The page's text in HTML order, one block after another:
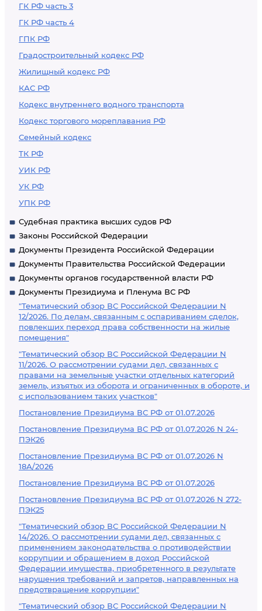
ГК РФ часть 3
ГК РФ часть 4
ГПК РФ
Градостроительный кодекс РФ
Жилищный кодекс РФ
КАС РФ
Кодекс внутреннего водного транспорта
Кодекс торгового мореплавания РФ
Семейный кодекс
ТК РФ
УИК РФ
УК РФ
УПК РФ
Судебная практика высших судов РФ
Законы Российской Федерации
Документы Президента Российской Федерации
Документы Правительства Российской Федерации
Документы органов государственной власти РФ
Документы Президиума и Пленума ВС РФ
"Тематический обзор ВС Российской Федерации N
12/2026. По делам, связанным с оспариванием сделок,
повлекших переход права собственности на жилые
помещения"
"Тематический обзор ВС Российской Федерации N
11/2026. О рассмотрении судами дел, связанных с
правами на земельные участки отдельных категорий
земель, изъятых из оборота и ограниченных в обороте, и
с использованием таких участков"
Постановление Президиума ВС РФ от 01.07.2026
Постановление Президиума ВС РФ от 01.07.2026 N 24-
ПЭК26
Постановление Президиума ВС РФ от 01.07.2026 N
18А/2026
Постановление Президиума ВС РФ от 01.07.2026
Постановление Президиума ВС РФ от 01.07.2026 N 272-
ПЭК25
"Тематический обзор ВС Российской Федерации N
14/2026. О рассмотрении судами дел, связанных с
применением законодательства о противодействии
коррупции и обращением в доход Российской
Федерации имущества, приобретенного в результате
нарушения требований и запретов, направленных на
предотвращение коррупции"
"Тематический обзор ВС Российской Федерации N